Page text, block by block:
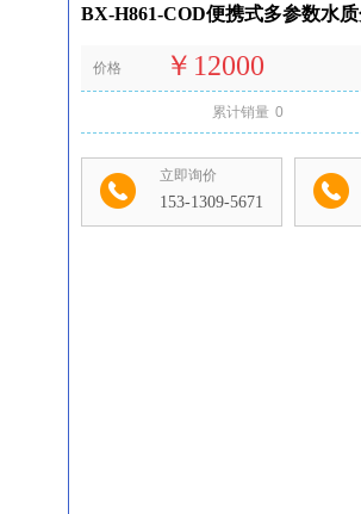
BX-H861-COD便携式多参数水
价格 ￥12000
累计销量 0
立即询价
153-1309-5671